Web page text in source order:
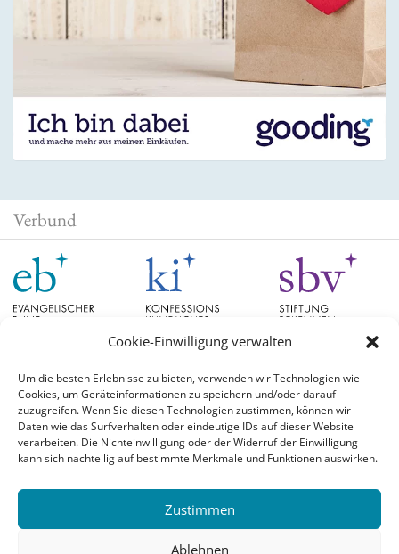
Cookie-Einwilligung verwalten
Um die besten Erlebnisse zu bieten, verwenden wir Technologien wie
Cookies, um Geräteinformationen zu speichern und/oder darauf
zuzugreifen. Wenn Sie diesen Technologien zustimmen, können wir
Daten wie das Surfverhalten oder eindeutige IDs auf dieser Website
verarbeiten. Die Nichteinwilligung oder der Widerruf der Einwilligung
kann sich nachteilig auf bestimmte Merkmale und Funktionen auswirken.
Zustimmen
Ablehnen
Verbund
Schlagwörter
#aufgetischt Christian Schad Diskussion EB Bayern EB Hessen Evangelische
Monatsspruch
Reformation Theologie
Ukraine Ökumene